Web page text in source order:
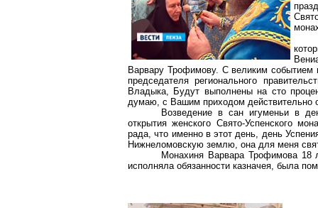
Варвару Трофимову. С великим событием
председателя регионального
Владыка, Будут выполнены на сто
думаю, с Вашим приходом действительно
Возведение в сан игуменьи в
открытия женского Свято-Успенского
рада, что именно в этот день, день
Нижнеломовскую землю, она для меня
Монахиня Варвара Трофимова 18
исполняла обязанности казначея, была